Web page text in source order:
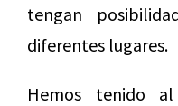
tengan
diferentes lugares.
Hemos tenido